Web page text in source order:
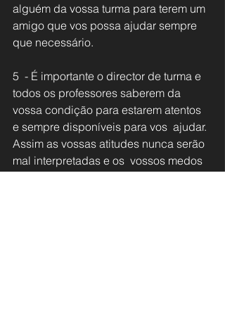
alguém da vossa turma para terem um
amigo que vos possa ajudar sempre
que necessário.
5  - É importante o director de turma e
todos os professores saberem da
vossa condição para estarem atentos
e sempre disponíveis para vos  ajudar.
Assim as vossas atitudes nunca serão
mal interpretadas e os  vossos medos